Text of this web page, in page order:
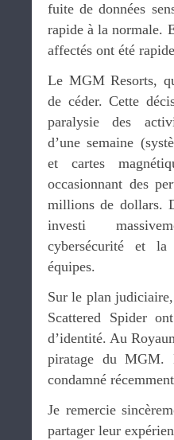
fuite de données
rapide à la normale.
affectés ont été
Le MGM Resorts,
de céder. Cette
paralysie des
d’une semaine
et cartes
occasionnant des
millions de dollars.
investi
cybersécurité et
équipes.
Sur le plan
Scattered Spider
d’identité. Au
piratage du MGM.
condamné
Je remercie
partager leur